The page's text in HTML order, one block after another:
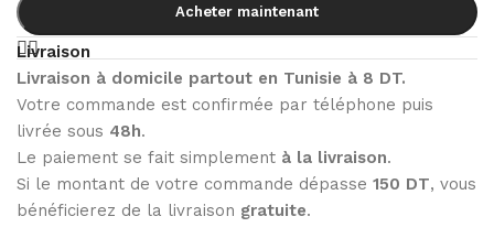
Acheter maintenant
Livraison
Livraison à domicile partout en Tunisie à 8 DT.
Votre commande est confirmée par téléphone puis
livrée sous 48h.
Le paiement se fait simplement à la livraison.
Si le montant de votre commande dépasse 150 DT, vous
bénéficierez de la livraison gratuite.